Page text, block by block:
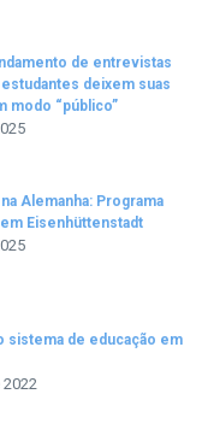
de entrevistas
deixem suas
modo “público”
Alemanha: Programa
Eisenhüttenstadt
sistema de educação em